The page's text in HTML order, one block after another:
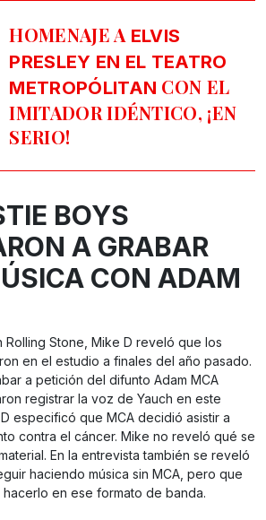
HOMENAJE A ELVIS
PRESLEY EN EL TEATRO
METROPÓLITAN CON EL
IMITADOR IDÉNTICO, ¡EN
SERIO!
BOYS
A GRABAR
CON ADAM
Rolling Stone, Mike D reveló que los
en el estudio a finales del año pasado.
a petición del difunto Adam MCA
registrar la voz de Yauch en este
especificó que MCA decidió asistir a
contra el cáncer. Mike no reveló qué se
En la entrevista también se reveló
haciendo música sin MCA, pero que
en ese formato de banda.